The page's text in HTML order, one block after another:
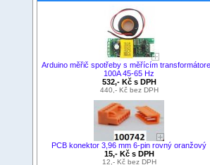
Arduino měřič spotřeby s měřícím
100A 45-65 Hz
532,- Kč s DPH
440,- Kč bez DPH
PCB konektor 3,96 mm 6-pin rovný oranžový
15,- Kč s DPH
12,- Kč bez DPH